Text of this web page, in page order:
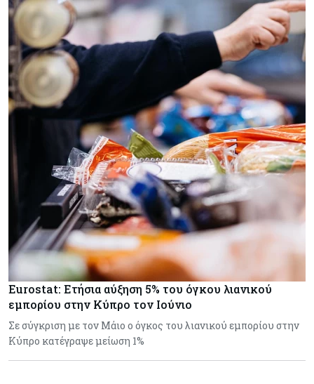
Eurostat: Ετήσια αύξηση 5% του όγκου λιανικού
εμπορίου στην Κύπρο τον Ιούνιο
Σε σύγκριση με τον Μάιο ο όγκος του λιανικού εμπορίου στην
Κύπρο κατέγραψε μείωση 1%